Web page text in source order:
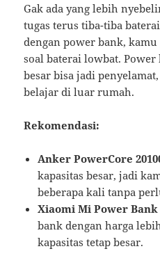
Gak ada yang lebih
tugas terus tiba-tiba
dengan power bank,
soal baterai lowbat. Power
besar bisa jadi
belajar di luar rumah.
Rekomendasi:
Anker PowerCore
kapasitas besar, jadi
beberapa kali tanpa
Xiaomi Mi Power Bank
bank dengan harga
kapasitas tetap besar.